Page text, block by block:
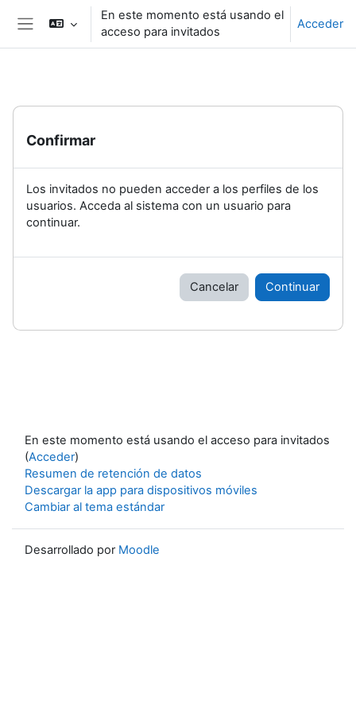
Salta al contenido principal
Panel lateral
En este momento está usando el
acceso para invitados
Acceder
Confirmar
Los invitados no pueden acceder a los perfiles de los
usuarios. Acceda al sistema con un usuario para
continuar.
Cancelar Continuar
En este momento está usando el acceso para invitados
(Acceder)
Resumen de retención de datos
Descargar la app para dispositivos móviles
Cambiar al tema estándar
Desarrollado por Moodle